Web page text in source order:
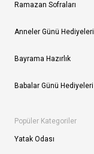
Ramazan Sofraları
Anneler Günü Hediyeleri
Bayrama Hazırlık
Babalar Günü Hediyeleri
Popüler Kategoriler
Yatak Odası